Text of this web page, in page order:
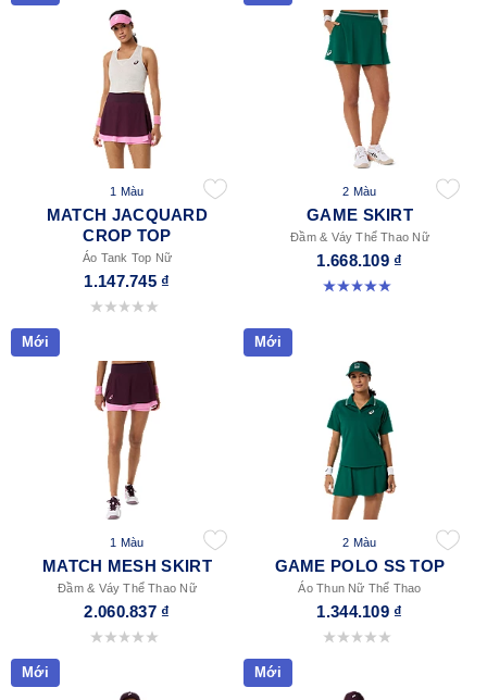
1 Màu
MATCH JACQUARD
CROP TOP
Áo Tank Top Nữ
1.147.745 ₫
0.0 trong số 5 sao.
2 Màu
GAME SKIRT
Đầm & Váy Thể Thao Nữ
1.668.109 ₫
5.0 trong số 5 sao. 3 đánh giá
Mới
1 Màu
MATCH MESH SKIRT
Đầm & Váy Thể Thao Nữ
2.060.837 ₫
0.0 trong số 5 sao.
Mới
2 Màu
GAME POLO SS TOP
Áo Thun Nữ Thể Thao
1.344.109 ₫
0.0 trong số 5 sao.
Mới Mới